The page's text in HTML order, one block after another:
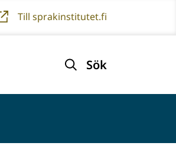
Till sprakinstitutet.fi
Sök